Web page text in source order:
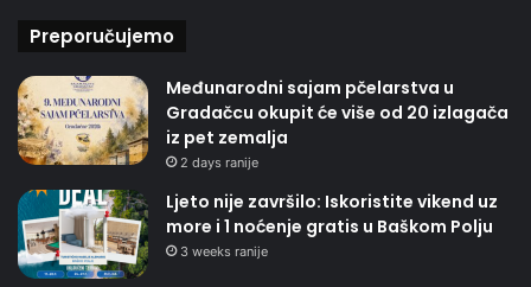
Preporučujemo
Međunarodni sajam pčelarstva u
Gradačcu okupit će više od 20 izlagača
iz pet zemalja
2 days ranije
Ljeto nije završilo: Iskoristite vikend uz
more i 1 noćenje gratis u Baškom Polju
3 weeks ranije